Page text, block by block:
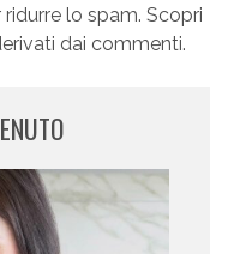
lo spam. Scopri
dai commenti.